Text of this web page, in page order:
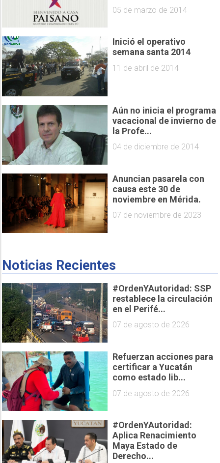
05 de marzo de 2014
Inició el operativo
semana santa 2014
11 de abril de 2014
Aún no inicia el programa
vacacional de invierno de
la Profe...
04 de diciembre de 2014
Anuncian pasarela con
causa este 30 de
noviembre en Mérida.
07 de noviembre de 2023
Noticias Recientes
#OrdenYAutoridad: SSP
restablece la circulación
en el Perifé...
07 de agosto de 2026
Refuerzan acciones para
certificar a Yucatán
como estado lib...
07 de agosto de 2026
#OrdenYAutoridad:
Aplica Renacimiento
Maya Estado de
Derecho...